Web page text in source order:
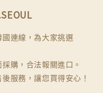
連線，為大家挑選
購，合法報關進口。
服務，讓您買得安心！